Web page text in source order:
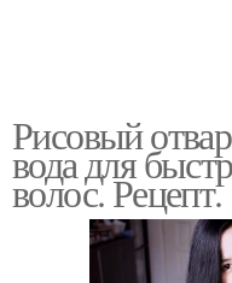
Рисовый
вода для
волос. Рецепт.